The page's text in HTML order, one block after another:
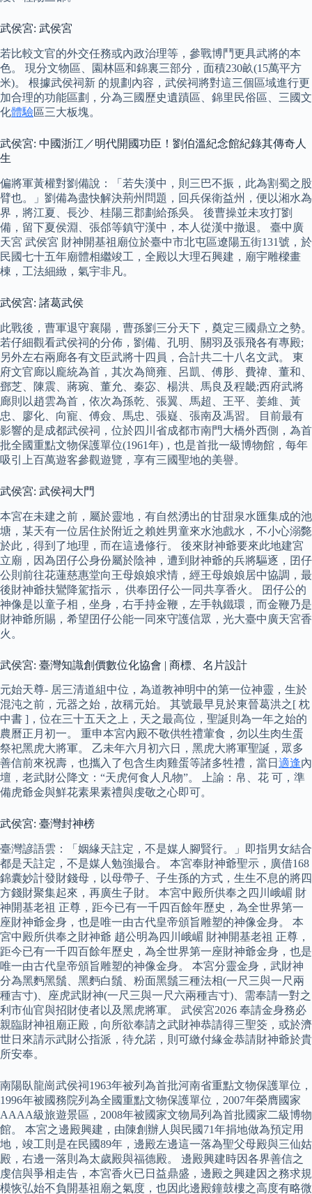
武侯宮: 武侯宮
若比較文官的外交任務或內政治理等，參戰博鬥更具武將的本
色。 現分文物區、園林區和錦裏三部分，面積230畝(15萬平方
米)。 根據武侯祠新 的規劃內容，武侯祠將對這三個區域進行更
加合理的功能區劃，分為三國歷史遺蹟區、錦里民俗區、三國文
化體驗區三大板塊。
武侯宮: 中國浙江／明代開國功臣！劉伯溫紀念館紀錄其傳奇人
生
偏將軍黃權對劉備說：「若失漢中，則三巴不振，此為割蜀之股
臂也。」劉備為盡快解決荊州問題，回兵保衛益州，便以湘水為
界，將江夏、長沙、桂陽三郡劃給孫吳。 後曹操並未攻打劉
備，留下夏侯淵、張郃等鎮守漢中，本人從漢中撤退。 臺中廣
天宮 武侯宮 財神開基祖廟位於臺中市北屯區遼陽五街131號，於
民國七十五年廟體相繼竣工，全殿以大理石興建，廟宇雕樑畫
棟，工法細緻，氣宇非凡。
武侯宮: 諸葛武侯
此戰後，曹軍退守襄陽，曹孫劉三分天下，奠定三國鼎立之勢。
若仔細觀看武侯祠的分佈，劉備、孔明、關羽及張飛各有專殿;
另外左右兩廊各有文臣武將十四員，合計共二十八名文武。 東
府文官廊以龐統為首，其次為簡雍、呂凱、傅肜、費禕、董和、
鄧芝、陳震、蔣琬、董允、秦宓、楊洪、馬良及程畿;西府武將
廊則以趙雲為首，依次為孫乾、張翼、馬超、王平、姜維、黃
忠、廖化、向寵、傅僉、馬忠、張嶷、張南及馮習。 目前最有
影響的是成都武侯祠，位於四川省成都市南門大橋外西側，為首
批全國重點文物保護單位(1961年)，也是首批一級博物館，每年
吸引上百萬遊客參觀遊覽，享有三國聖地的美譽。
武侯宮: 武侯祠大門
本宮在未建之前，屬於靈地，有自然湧出的甘甜泉水匯集成的池
塘，某天有一位居住於附近之賴姓男童來水池戲水，不小心溺斃
於此，得到了地理，而在這邊修行。 後來財神爺要來此地建宮
立廟，因為囝仔公身份屬於陰神，遭到財神爺的兵將驅逐，囝仔
公則前往花蓮慈惠堂向王母娘娘求情，經王母娘娘居中協調，最
後財神爺扶鸞降駕指示， 供奉囝仔公一同共享香火。 囝仔公的
神像是以童子相，坐身，右手持金鞭，左手執鐵環，而金鞭乃是
財神爺所賜，希望囝仔公能一同來守護信眾，光大臺中廣天宮香
火。
武侯宮: 臺灣知識創價數位化協會 | 商標、名片設計
元始天尊- 居三清道組中位，為道教神明中的第一位神靈，生於
混沌之前，元器之始，故稱元始。 其號最早見於東晉葛洪之[ 枕
中書 ]，位在三十五天之上，天之最高位，聖誕則為一年之始的
農曆正月初一。 重申本宮內殿不敬供牲禮葷食，勿以生肉生蛋
祭祀黑虎大將軍。 乙未年六月初六日，黑虎大將軍聖誕，眾多
善信前來祝壽，也攜入了包含生肉雞蛋等諸多牲禮，當日 適逢內
壇，老武財公降文：“天虎何食人凡物”。 上諭：帛、花 可，準
備虎爺金與鮮花素果素禮與虔敬之心即可。
武侯宮: 臺灣封神榜
臺灣諺語雲：「姻緣天註定，不是媒人腳賢行。」即指男女結合
都是天註定，不是媒人勉強撮合。 本宮奉財神爺聖示，廣借168
錦囊妙計發財錢母，以母帶子、子生孫的方式，生生不息的將四
方錢財聚集起來，再廣生子財。 本宮中殿所供奉之四川峨嵋 財
神開基老祖 正尊，距今已有一千四百餘年歷史，為全世界第一
座財神爺金身，也是唯一由古代皇帝頒旨雕塑的神像金身。 本
宮中殿所供奉之財神爺 趙公明為四川峨嵋 財神開基老祖 正尊，
距今已有一千四百餘年歷史，為全世界第一座財神爺金身，也是
唯一由古代皇帝頒旨雕塑的神像金身。 本宮分靈金身，武財神
分為黑麪黑鬚、黑麪白鬚、粉面黑鬚三種法相(一尺三與一尺兩
種吉寸)、座虎武財神(一尺三與一尺六兩種吉寸)、需奉請一對之
利市仙官與招財使者以及黑虎將軍。 武侯宮2026 奉請金身務必
親臨財神祖廟正殿，向所欲奉請之武財神恭請得三聖筊，或於濟
世日來請示武財公指派，待允諾，則可繳付緣金恭請財神爺於貴
所安奉。
南陽臥龍崗武侯祠1963年被列為首批河南省重點文物保護單位，
1996年被國務院列為全國重點文物保護單位，2007年榮膺國家
AAAA級旅遊景區，2008年被國家文物局列為首批國家二級博物
館。 本宮之邊殿興建，由陳創辦人與民國71年捐地做為預定用
地，竣工則是在民國89年，邊殿左邊這一落為聖父母殿與三仙姑
殿，右邊一落則為太歲殿與福德殿。 邊殿興建時因各界善信之
虔信與爭相走告，本宮香火已日益鼎盛，邊殿之興建因之務求規
模恢弘始不負開基祖廟之氣度，也因此邊殿鐘鼓樓之高度有略微